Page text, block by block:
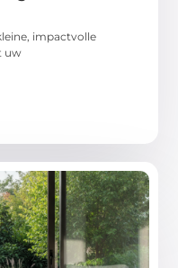
impactvolle
uw